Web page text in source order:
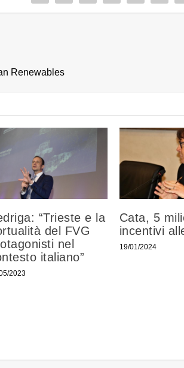
Renewables
“Trieste e la
del FVG
nel
italiano”
2023
Cata, 5
incentivi
19/01/2024